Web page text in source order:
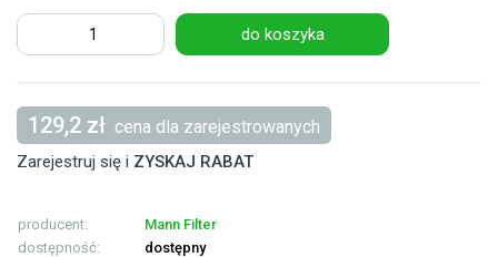
do koszyka
129,2 zł cena dla zarejestrowanych
Zarejestruj się i ZYSKAJ RABAT
producent:
Mann Filter
dostępność:
dostępny